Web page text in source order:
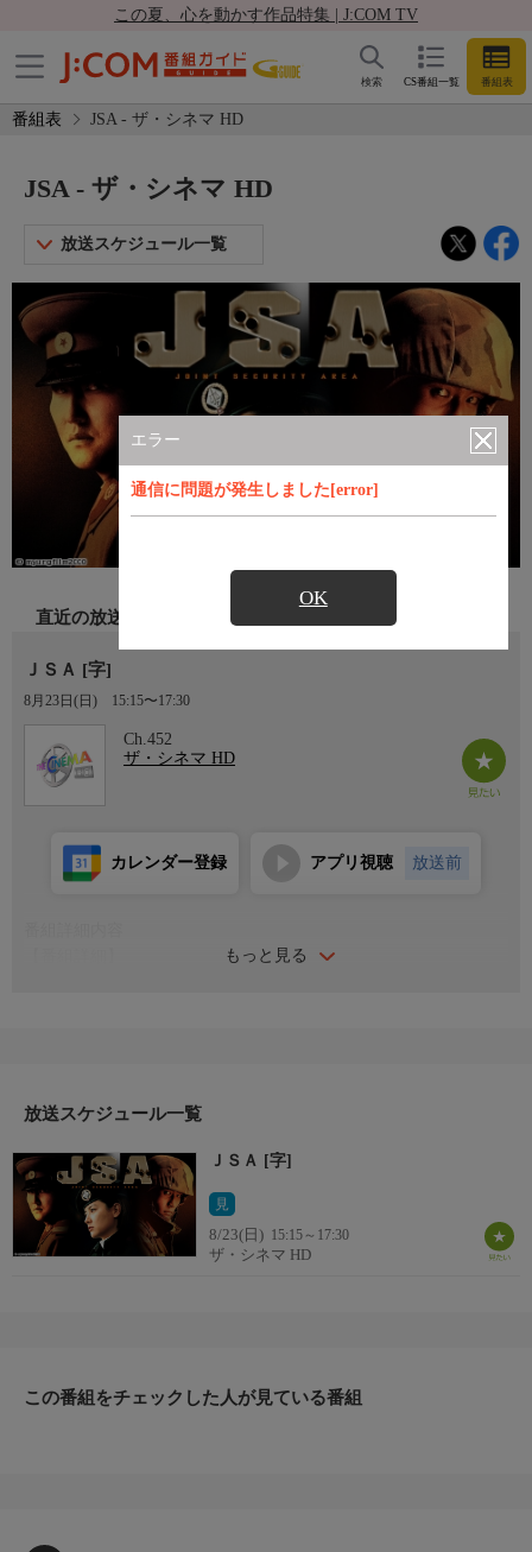
この夏、心を動かす作品特集 | J:COM TV
CS番組一覧 番組表
検索
番組表 JSA - ザ・シネマ HD
エラー
通信に問題が発生しました[error]
OK
JSA - ザ・シネマ HD
放送スケジュール一覧
直近の放送
ＪＳＡ [字]
8月23日(日) 15:15〜17:30
Ch.452
ザ・シネマ HD
もっと見る
カレンダー登録 アプリ視聴 放送前
【出演】ソン・ガンホ、イ・ビョンホン、イ・ヨンエ、キム・テ
放送スケジュール一覧
ＪＳＡ [字]
見
8/23(日) 15:15～17:30
ザ・シネマ HD
この番組をチェックした人が見ている番組